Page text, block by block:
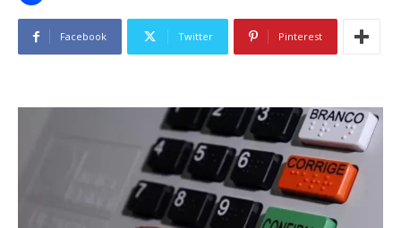
Facebook Twitter Pinterest